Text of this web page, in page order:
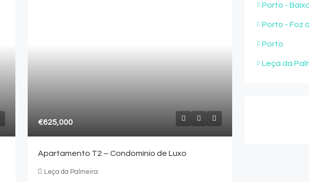
€625,000
Apartamento T2 – Condomínio de Luxo
Leça da Palmeira
Porto -
Porto - Foz
Porto
Leça da